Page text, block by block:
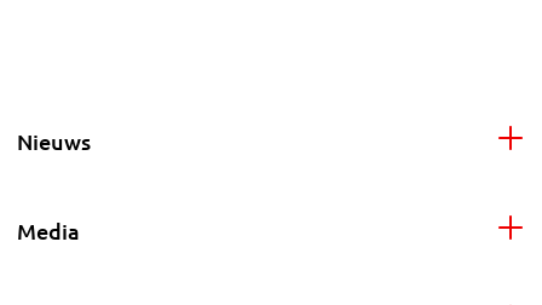
Nieuws
Media